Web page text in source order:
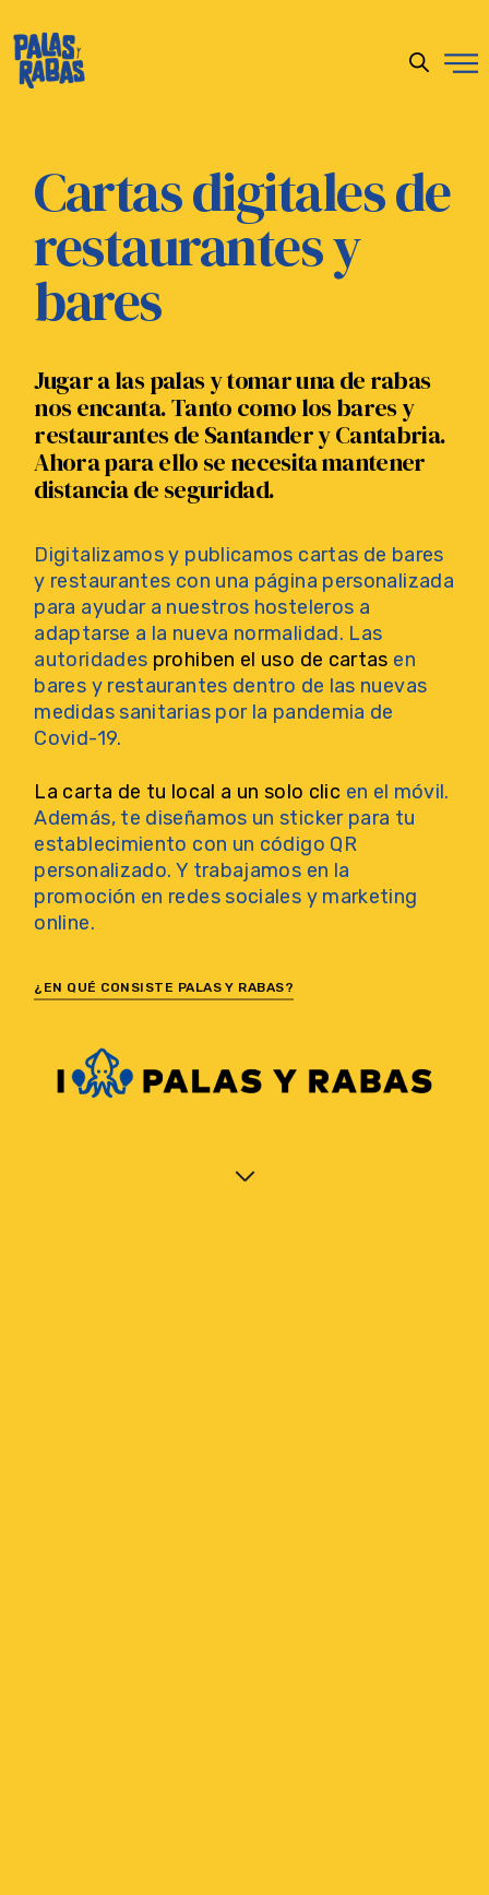
Cartas digitales de
restaurantes y
bares
Jugar a las palas y tomar una de rabas
nos encanta. Tanto como los bares y
restaurantes de Santander y Cantabria.
Ahora para ello se necesita mantener
distancia de seguridad.
Digitalizamos y publicamos cartas de bares
y restaurantes con una página personalizada
para ayudar a nuestros hosteleros a
adaptarse a la nueva normalidad. Las
autoridades prohiben el uso de cartas en
bares y restaurantes dentro de las nuevas
medidas sanitarias por la pandemia de
Covid-19.
La carta de tu local a un solo clic en el móvil.
Además, te diseñamos un sticker para tu
establecimiento con un código QR
personalizado. Y trabajamos en la
promoción en redes sociales y marketing
online.
¿EN QUÉ CONSISTE PALAS Y RABAS?